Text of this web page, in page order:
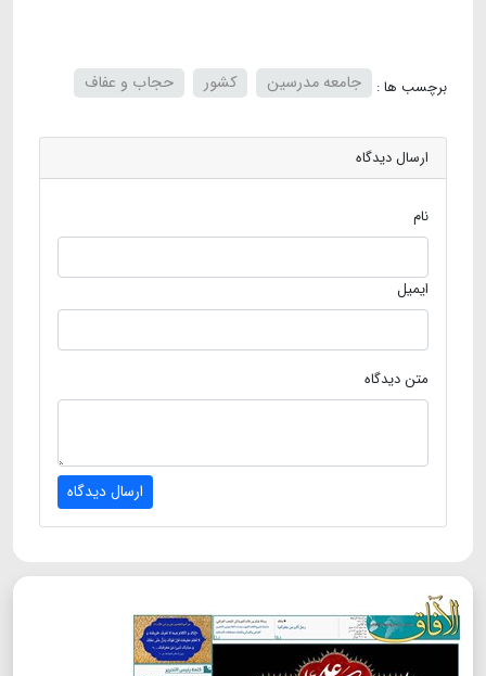
برچسب ها : جامعه مدرسین کشور حجاب و عفاف
ارسال دیدگاه
نام
ایمیل
متن دیدگاه
ارسال دیدگاه